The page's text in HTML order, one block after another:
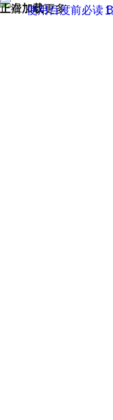
正在加载
上滑加载更多
使用百度前必读